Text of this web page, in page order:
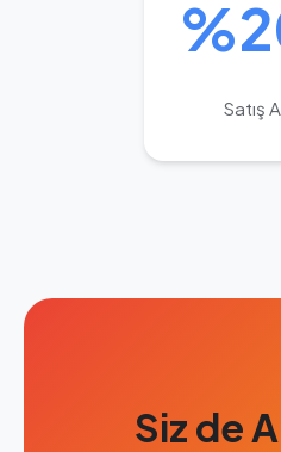
Satış
Siz de